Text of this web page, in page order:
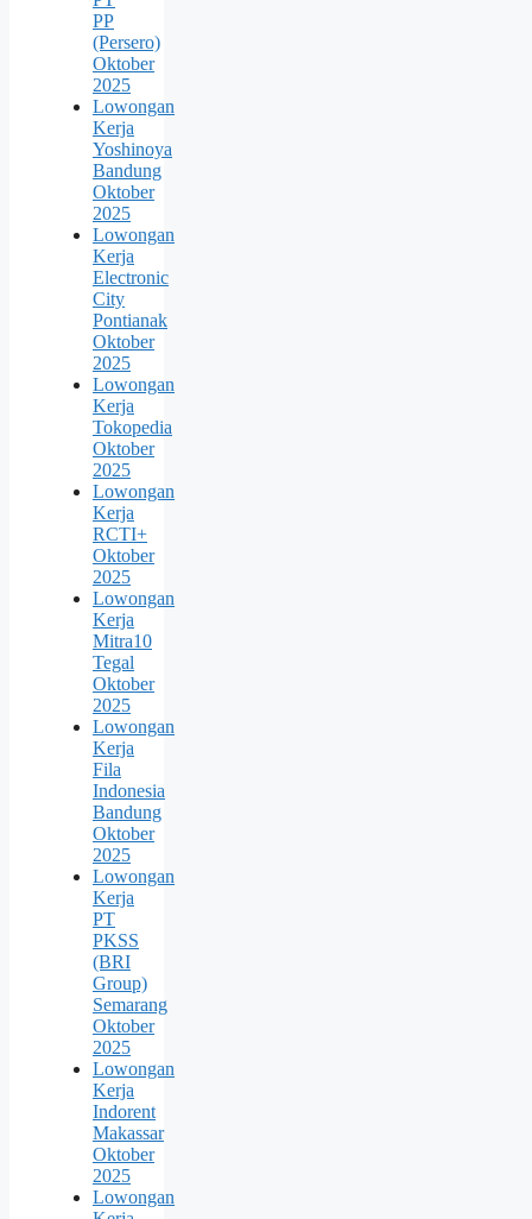
PP
(Persero)
Oktober
2025
Lowongan
Kerja
Yoshinoya
Bandung
Oktober
2025
Lowongan
Kerja
Electronic
City
Pontianak
Oktober
2025
Lowongan
Kerja
Tokopedia
Oktober
2025
Lowongan
Kerja
RCTI+
Oktober
2025
Lowongan
Kerja
Mitra10
Tegal
Oktober
2025
Lowongan
Kerja
Fila
Indonesia
Bandung
Oktober
2025
Lowongan
Kerja
PT
PKSS
(BRI
Group)
Semarang
Oktober
2025
Lowongan
Kerja
Indorent
Makassar
Oktober
2025
Lowongan